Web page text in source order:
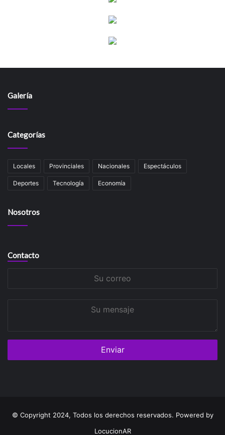
Galería
Categorías
Locales Provinciales Nacionales Espectáculos
Deportes Tecnología Economía
Nosotros
Contacto
© Copyright 2024, Todos los derechos reservados. Powered by
LocucionAR